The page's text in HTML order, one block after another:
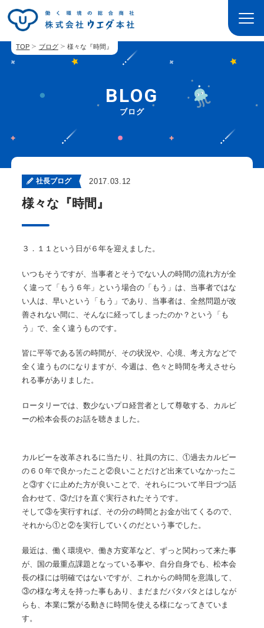
TOP ブログ 様々な『時間』
BLOG
ブログ
社長ブログ 2017.03.12
様々な『時間』
３．１１という日が６年を迎えました。
いつもそうですが、当事者とそうでない人の時間の流れ方が全
く違って「もう６年」という場合の「もう」は、当事者ではな
い人は、早いという「もう」であり、当事者は、全然問題が改
善されない間に、そんなに経ってしまったのか？という「も
う」で、全く違うものです。
皆に平等である筈の時間が、その状況や、心境、考え方などで
全く違うものになりますが、今週は、色々と時間を考えさせら
れる事がありました。
ロータリーでは、数少ないプロ経営者として尊敬する、カルビ
ーの松本会長のお話を聴きました。
カルビーを改革されるに当たり、社員の方に、①過去カルビー
の６０年で良かったこと②良いことだけど出来ていなかったこ
と③すぐに止めた方が良いことで、それらについて半日づつ話
合わせて、③だけを直ぐ実行されたそうです。
そして③を実行すれば、その分の時間とお金が出てくるので、
それから①と②を実行していくのだという事でした。
最近は、働く環境や、働き方変革など、ずっと関わって来た事
が、国の最重点課題となっている事や、自分自身でも、松本会
長の様には明確ではないですが、これからの時間を意識して、
③の様な考えを持った事もあり、まだまだバタバタとはしなが
らも、本業に繋がる動きに時間を使える様になってきていま
す。